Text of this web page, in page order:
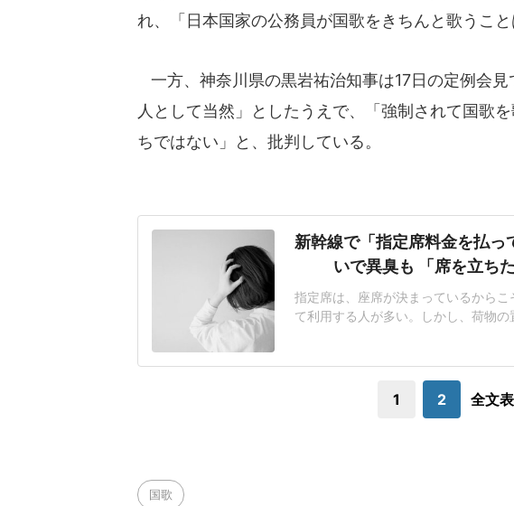
れ、「日本国家の公務員が国歌をきちんと歌うこと
一方、神奈川県の黒岩祐治知事は17日の定例会
人として当然」としたうえで、「強制されて国歌
ちではない」と、批判している。
新幹線で「指定席料金を払
いで異臭も 「席を立ち
指定席は、座席が決まっているから
て利用する人が多い。しかし、荷物
悩まされるケースもある。日本民営
迷惑行為ランキング」(2025年10月1
いた
1 2 全文
国歌